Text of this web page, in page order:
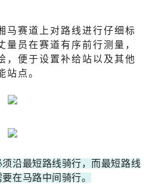
马赛道上对路线进行仔细标
量员在赛道有序前行测量，
，便于设置补给站以及其他
站点。
沿最短路线骑行，而最短路线
在马路中间骑行。